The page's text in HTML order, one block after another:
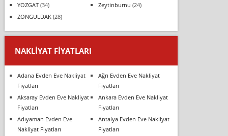
YOZGAT(34) Zeytinburnu (24)
ZONGULDAK(28)
NAKLIYAT FIYATLARI
Adana Evden Eve Nakliyat
Fiyatları
Ağrı Evden Eve Nakliyat
Fiyatları
Aksaray Evden Eve Nakliyat
Fiyatları
Ankara Evden Eve Nakliyat
Fiyatları
Adıyaman Evden Eve
Nakliyat Fiyatları
Antalya Evden Eve Nakliyat
Fiyatları